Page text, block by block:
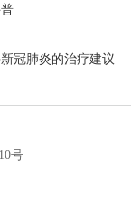
冠肺炎的治疗建议
号